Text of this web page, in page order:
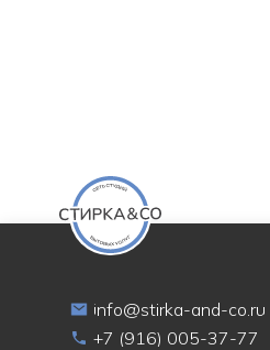
+7 (916) 005-37-77
info@stirka-and-co.ru